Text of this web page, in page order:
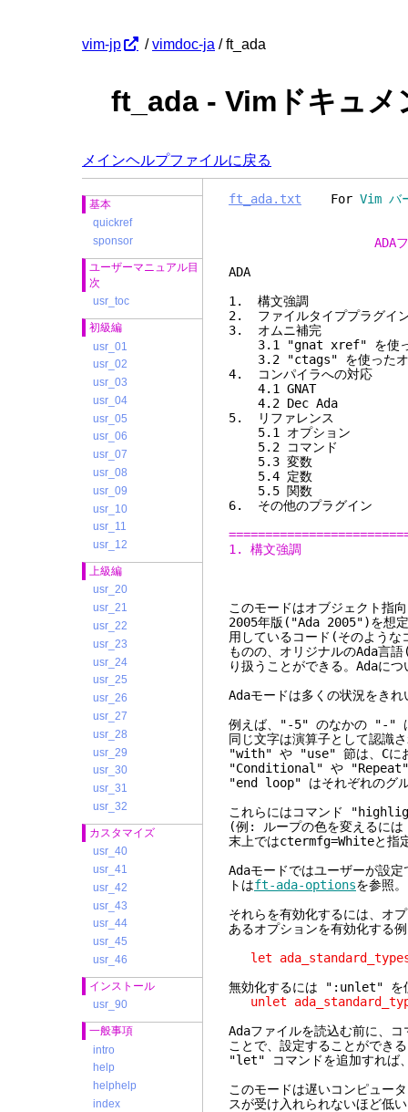
vim-jp /vimdoc-ja / ft_ada
ft_ada - Vimドキュメ
メインヘルプファイルに戻る
基本
quickref
sponsor
ユーザーマニュアル目
次
usr_toc
初級編
usr_01
usr_02
usr_03
usr_04
usr_05
usr_06
usr_07
usr_08
usr_09
usr_10
usr_11
usr_12
上級編
usr_20
usr_21
usr_22
usr_23
usr_24
usr_25
usr_26
usr_27
usr_28
usr_29
usr_30
usr_31
usr_32
カスタマイズ
usr_40
usr_41
usr_42
usr_43
usr_44
usr_45
usr_46
インストール
usr_90
一般事項
intro
help
helphelp
index
ft_ada.txt For Vim バ
ADA
1. 構
2. ファイルタイ
3. オム
3.1 "gnat xref" を
3.2 "ctags" を使
4. コンパイ
4.1
4.2
5. リフ
5.1 オ
5.2 コ
5.3
5.4
5.5
6. その他の
1. 構文強調
このモードはオブジェクト指
2005年版("Ada 2005")を想定
用しているコード(そのよう
ものの、オリジナルのAda
り扱うことができる。Adaに
Adaモードは多くの状況をきれ
例えば、"-5" のなかの "-" は
同じ文字は演算子として認識
"with" や "use" 節は、Cに
"Conditional" や "Repeat"
"end loop" はそれぞれのグ
これらにはコマンド
(例: ループの色を変えるに
末上ではctermfg=Whiteと指
Adaモードではユーザーが設
トはft-ada-optionsを参照。
それらを有効化するには、オ
あるオプションを有効化する
let
無効化するには ":unlet" を
unlet
Adaファイルを読込む前に、
ことで、設定することがで
"let" コマンドを追加すれば
このモードは遅いコンピュー
スが受け入れられないほど低